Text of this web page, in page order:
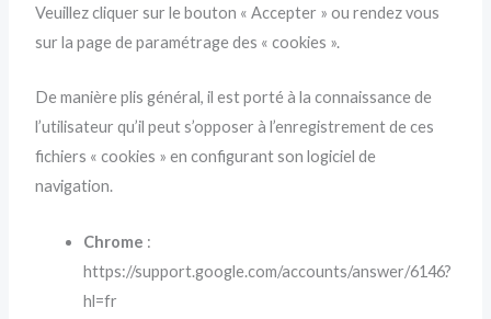
Veuillez cliquer sur le bouton « Accepter » ou rendez vous
sur la page de paramétrage des « cookies ».
De manière plis général, il est porté à la connaissance de
l’utilisateur qu’il peut s’opposer à l’enregistrement de ces
fichiers « cookies » en configurant son logiciel de
navigation.
Chrome :
https://support.google.com/accounts/answer/6146?
hl=fr